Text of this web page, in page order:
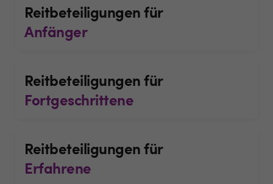
Reitbeteiligungen für
Anfänger
Reitbeteiligungen für
Fortgeschrittene
Reitbeteiligungen für
Erfahrene